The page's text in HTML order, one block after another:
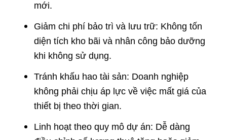
mới.
Giảm chi phí bảo trì và lưu trữ: Không tốn
diện tích kho bãi và nhân công bảo dưỡng
khi không sử dụng.
Tránh khấu hao tài sản: Doanh nghiệp
không phải chịu áp lực về việc mất giá của
thiết bị theo thời gian.
Linh hoạt theo quy mô dự án: Dễ dàng